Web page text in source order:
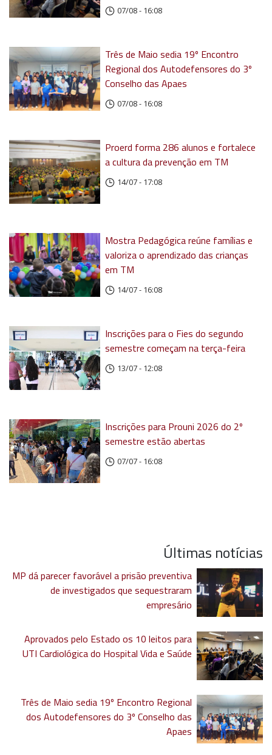
07/08 - 16:08
Três de Maio sedia 19º Encontro
Regional dos Autodefensores do 3º
Conselho das Apaes
07/08 - 16:08
Proerd forma 286 alunos e fortalece
a cultura da prevenção em TM
14/07 - 17:08
Mostra Pedagógica reúne famílias e
valoriza o aprendizado das crianças
em TM
14/07 - 16:08
Inscrições para o Fies do segundo
semestre começam na terça-feira
13/07 - 12:08
Inscrições para Prouni 2026 do 2º
semestre estão abertas
07/07 - 16:08
Últimas notícias
MP dá parecer favorável a prisão preventiva
de investigados que sequestraram
empresário
Aprovados pelo Estado os 10 leitos para
UTI Cardiológica do Hospital Vida e Saúde
Três de Maio sedia 19º Encontro Regional
dos Autodefensores do 3º Conselho das
Apaes